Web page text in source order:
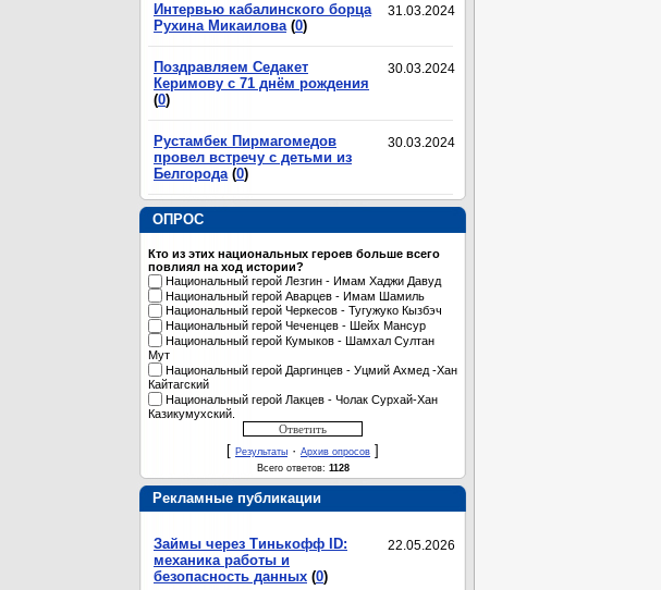
31.03.2024
Интервью кабалинского борца
Рухина Микаилова (0)
30.03.2024
Поздравляем Седакет
Керимову с 71 днём рождения
(0)
30.03.2024
Рустамбек Пирмагомедов
провел встречу с детьми из
Белгорода (0)
ОПРОС
Кто из этих национальных героев больше всего
повлиял на ход истории?
Национальный герой Лезгин - Имам Хаджи Давуд
Национальный герой Аварцев - Имам Шамиль
Национальный герой Черкесов - Тугужуко Кызбэч
Национальный герой Чеченцев - Шейх Мансур
Национальный герой Кумыков - Шамхал Султан
Мут
Национальный герой Даргинцев - Уцмий Ахмед -Хан
Кайтагский
Национальный герой Лакцев - Чолак Сурхай-Хан
Казикумухский.
[ Результаты · Архив опросов ]
Всего ответов: 1128
Рекламные публикации
22.05.2026
Займы через Тинькофф ID:
механика работы и
безопасность данных (0)